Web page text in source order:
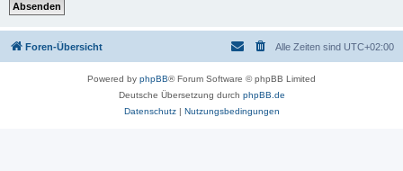
Foren-Übersicht Alle Zeiten sind UTC+02:00
Powered by phpBB® Forum Software © phpBB Limited
Deutsche Übersetzung durch phpBB.de
Datenschutz| Nutzungsbedingungen